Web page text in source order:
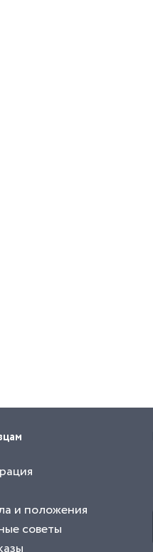
и положения
советы